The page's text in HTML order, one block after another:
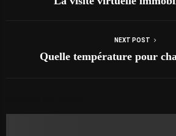
NEXT POST
Quelle température pour